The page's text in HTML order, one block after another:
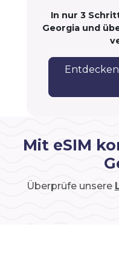
In nur 3
Georgia und
Mit eSIM
Überprüfe unsere